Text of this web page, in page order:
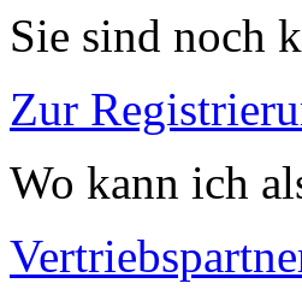
Sie sind noch
Zur
Wo kann ich